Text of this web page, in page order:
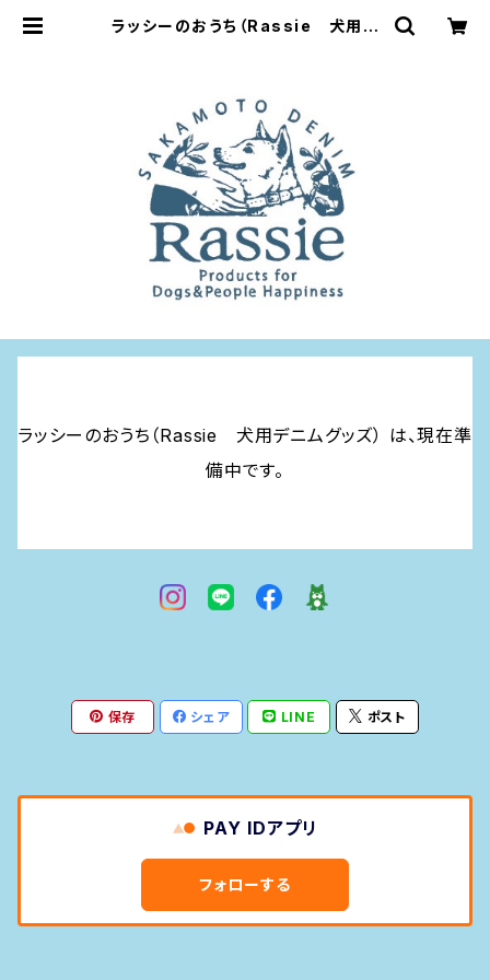
ラッシーのおうち（Rassie 犬用デ
ラッシーのおうち（Rassie 犬用デニムグッズ） は、現在準
備中です。
保存 シェア LINE ポスト
PAY IDアプリ
フォローする